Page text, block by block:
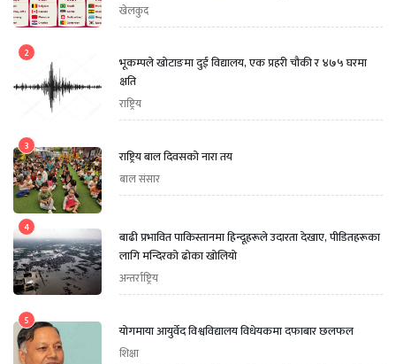
खेलकुद
2
भूकम्पले खोटाङमा दुई विद्यालय, एक प्रहरी चौकी र ४७५ घरमा
क्षति
राष्ट्रिय
3
राष्ट्रिय बाल दिवसको नारा तय
बाल संसार
4
बाढी प्रभावित पाकिस्तानमा हिन्दूहरूले उदारता देखाए, पीडितहरूका
लागि मन्दिरको ढोका खोलियो
अन्तर्राष्ट्रिय
5
योगमाया आयुर्वेद विश्वविद्यालय विधेयकमा दफाबार छलफल
शिक्षा